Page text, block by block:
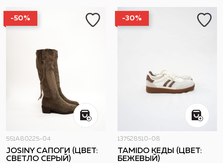
-50%
561A80225-04
JOSINY САПОГИ (ЦВЕТ:
СВЕТЛО СЕРЫЙ)
-30%
137628510-08
TAMIDO КЕДЫ (ЦВЕТ:
БЕЖЕВЫЙ)